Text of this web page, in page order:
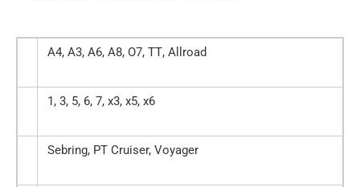
А4, A3, А6, A8, О7, TТ, Аllroad
1, 3, 5, 6, 7, х3, x5, х6
Sebring, РТ Сruiser, Voyаger